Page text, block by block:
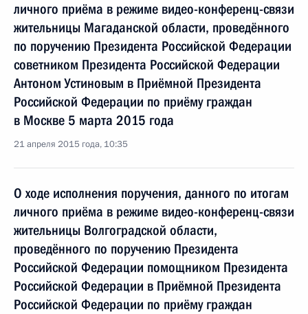
личного приёма в режиме видео-конференц-связи
жительницы Магаданской области, проведённого
по поручению Президента Российской Федерации
советником Президента Российской Федерации
Антоном Устиновым в Приёмной Президента
Российской Федерации по приёму граждан
в Москве 5 марта 2015 года
21 апреля 2015 года, 10:35
О ходе исполнения поручения, данного по итогам
личного приёма в режиме видео-конференц-связи
жительницы Волгоградской области,
проведённого по поручению Президента
Российской Федерации помощником Президента
Российской Федерации в Приёмной Президента
Российской Федерации по приёму граждан